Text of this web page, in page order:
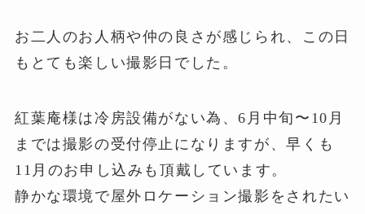
お二人のお人柄や仲の良さが感じられ、この日
もとても楽しい撮影日でした。
紅葉庵様は冷房設備がない為、6月中旬〜10月
までは撮影の受付停止になりますが、早くも
11月のお申し込みも頂戴しています。
静かな環境で屋外ロケーション撮影をされたい